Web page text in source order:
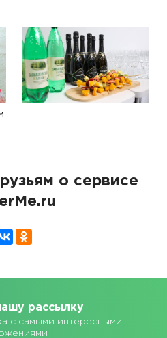
о сервисе
рассылку
с самыми интересными